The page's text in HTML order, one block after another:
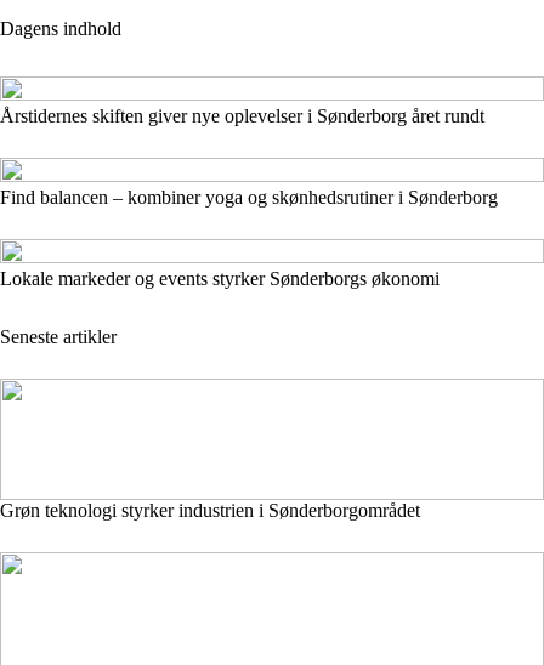
Dagens indhold
Årstidernes skiften giver nye oplevelser i Sønderborg året rundt
Find balancen – kombiner yoga og skønhedsrutiner i Sønderborg
Lokale markeder og events styrker Sønderborgs økonomi
Seneste artikler
Grøn teknologi styrker industrien i Sønderborgområdet